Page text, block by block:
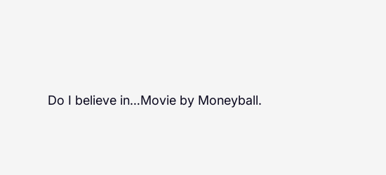
Do I believe in…Movie by Moneyball.